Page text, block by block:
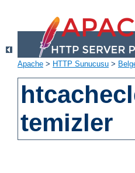
Apache > HTTP Sunucusu >
temizler